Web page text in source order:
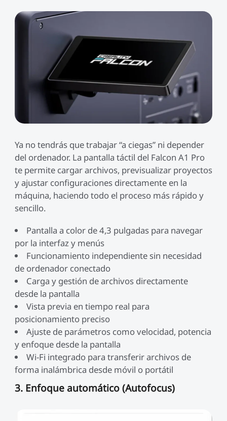
Ya no tendrás que trabajar “a ciegas” ni depender
del ordenador. La pantalla táctil del Falcon A1 Pro
te permite cargar archivos, previsualizar proyectos
y ajustar configuraciones directamente en la
máquina, haciendo todo el proceso más rápido y
sencillo.
Pantalla a color de 4,3 pulgadas para navegar
por la interfaz y menús
Funcionamiento independiente sin necesidad
de ordenador conectado
Carga y gestión de archivos directamente
desde la pantalla
Vista previa en tiempo real para
posicionamiento preciso
Ajuste de parámetros como velocidad, potencia
y enfoque desde la pantalla
Wi-Fi integrado para transferir archivos de
forma inalámbrica desde móvil o portátil
3. Enfoque automático (Autofocus)